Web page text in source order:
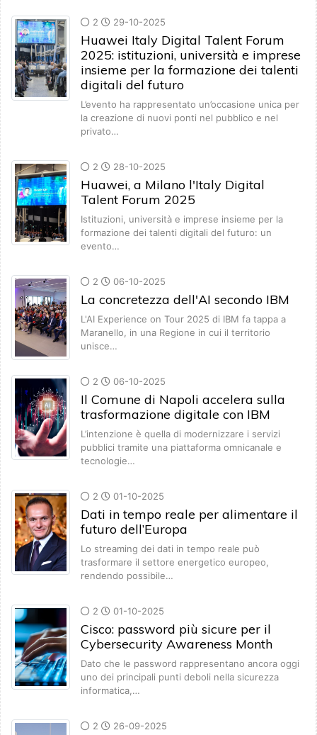
2 29-10-2025
Huawei Italy Digital Talent Forum
2025: istituzioni, università e imprese
insieme per la formazione dei talenti
digitali del futuro
L’evento ha rappresentato un’occasione unica per
la creazione di nuovi ponti nel pubblico e nel
privato…
2 28-10-2025
Huawei, a Milano l'Italy Digital
Talent Forum 2025
Istituzioni, università e imprese insieme per la
formazione dei talenti digitali del futuro: un
evento…
2 06-10-2025
La concretezza dell'AI secondo IBM
L'AI Experience on Tour 2025 di IBM fa tappa a
Maranello, in una Regione in cui il territorio
unisce…
2 06-10-2025
Il Comune di Napoli accelera sulla
trasformazione digitale con IBM
L’intenzione è quella di modernizzare i servizi
pubblici tramite una piattaforma omnicanale e
tecnologie…
2 01-10-2025
Dati in tempo reale per alimentare il
futuro dell’Europa
Lo streaming dei dati in tempo reale può
trasformare il settore energetico europeo,
rendendo possibile…
2 01-10-2025
Cisco: password più sicure per il
Cybersecurity Awareness Month
Dato che le password rappresentano ancora oggi
uno dei principali punti deboli nella sicurezza
informatica,…
2 26-09-2025